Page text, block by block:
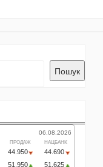
Пошук